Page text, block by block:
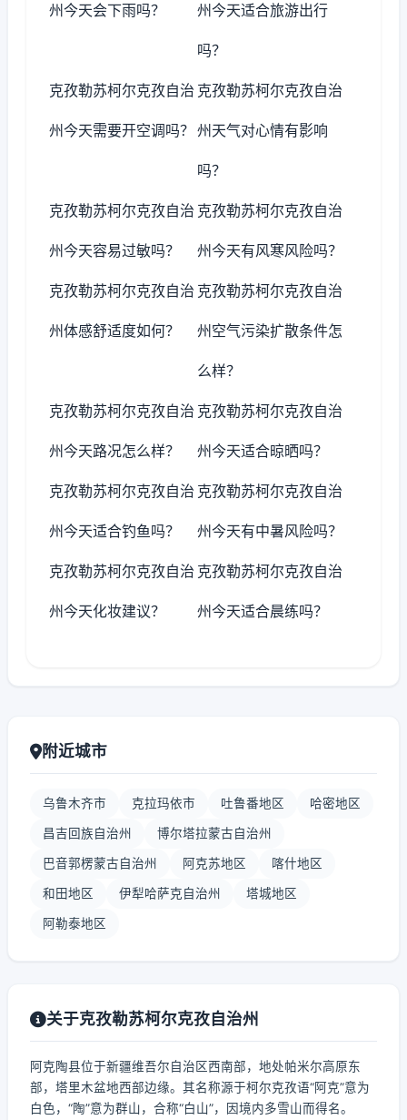
州今天会下雨吗？ 州今天适合旅游出行
吗？
克孜勒苏柯尔克孜自治
州今天需要开空调吗？
克孜勒苏柯尔克孜自治
州天气对心情有影响
吗？
克孜勒苏柯尔克孜自治
州今天容易过敏吗？
克孜勒苏柯尔克孜自治
州今天有风寒风险吗？
克孜勒苏柯尔克孜自治
州体感舒适度如何？
克孜勒苏柯尔克孜自治
州空气污染扩散条件怎
么样？
克孜勒苏柯尔克孜自治
州今天路况怎么样？
克孜勒苏柯尔克孜自治
州今天适合晾晒吗？
克孜勒苏柯尔克孜自治
州今天适合钓鱼吗？
克孜勒苏柯尔克孜自治
州今天有中暑风险吗？
克孜勒苏柯尔克孜自治
州今天化妆建议？
克孜勒苏柯尔克孜自治
州今天适合晨练吗？
附近城市
乌鲁木齐市 克拉玛依市 吐鲁番地区 哈密地区
昌吉回族自治州 博尔塔拉蒙古自治州
巴音郭楞蒙古自治州 阿克苏地区 喀什地区
和田地区 伊犁哈萨克自治州 塔城地区
阿勒泰地区
关于克孜勒苏柯尔克孜自治州
阿克陶县位于新疆维吾尔自治区西南部，地处帕米尔高原东
部，塔里木盆地西部边缘。其名称源于柯尔克孜语“阿克”意为
白色，“陶”意为群山，合称“白山”，因境内多雪山而得名。